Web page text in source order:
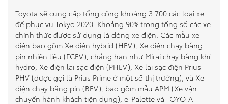
Toyota sẽ cung cấp tổng cộng khoảng 3.700 các loại xe
để phục vụ Tokyo 2020. Khoảng 90% trong tổng số các xe
chính thức được sử dụng là dòng xe điện. Các mẫu xe
điện bao gồm Xe điện hybrid (HEV), Xe điện chạy bằng
pin nhiên liệu (FCEV), chẳng hạn như Mirai chạy bằng khí
hydro, Xe điện lai sạc điện (PHEV), Xe lai sạc điện Prius
PHV (được gọi là Prius Prime ở một số thị trường), và Xe
điện chạy bằng pin (BEV), bao gồm mẫu APM (Xe vận
chuyển hành khách tiện dụng), e-Palette và TOYOTA